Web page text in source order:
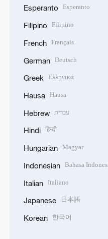
Esperanto Esperanto
Filipino Filipino
French Français
German Deutsch
Greek Ελληνικά
Hausa Hausa
Hebrew עברית
Hindi हिन्दी
Hungarian Magyar
Indonesian Bahasa
Italian Italiano
Japanese 日本語
Korean 한국어